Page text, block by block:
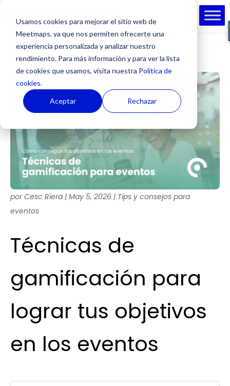
Usamos cookies para mejorar el sitio web de
Meetmaps, ya que nos permiten ofrecerte una
experiencia personalizada y analizar nuestro
rendimiento. Para más información y para ver la lista
de cookies que usamos, visita nuestra Política de
cookies.
Aceptar Rechazar
Técnicas de
gamificación para
lograr tus objetivos
en los eventos
porCesc Riera | May 5, 2026 | Tips y consejos para
eventos